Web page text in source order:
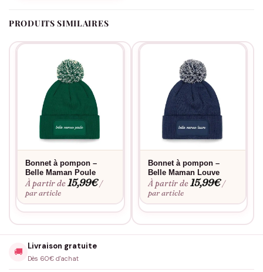
PRODUITS SIMILAIRES
Bonnet à pompon –
Belle Maman Poule
À partir de15,99€ /
par article
Bonnet à pompon –
Belle Maman Louve
À partir de15,99€ /
par article
🚚
Livraison gratuite
Dès 60€ d'achat